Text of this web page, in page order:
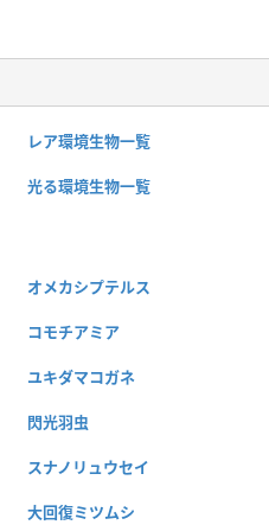
レア環境生物一覧
光る環境生物一覧
オメカシプテルス
コモチアミア
ユキダマコガネ
閃光羽虫
スナノリュウセイ
大回復ミツムシ